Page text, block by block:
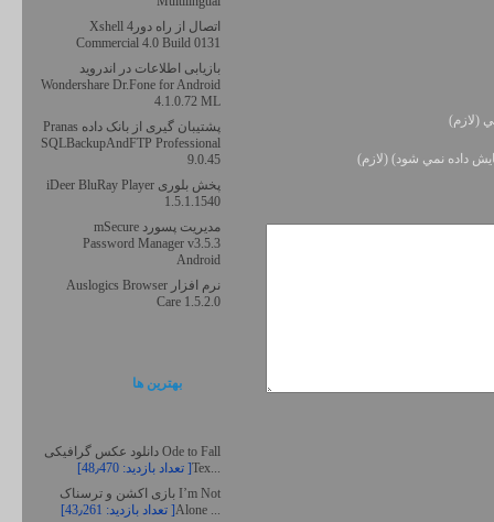
(لازم)
داده نمي شود) (لازم)
اتصال از راه دورXshell 4
Commercial 4.0 Build 0131
بازیابی اطلاعات در اندروید
Wondershare Dr.Fone for Android
4.1.0.72 ML
پشتیبان گیری از بانک داده Pranas
SQLBackupAndFTP Professional
9.0.45
پخش بلوری iDeer BluRay Player
1.5.1.1540
مدیریت پسورد mSecure
Password Manager v3.5.3
Android
نرم افزار Auslogics Browser
Care 1.5.2.0
بهترين ها
دانلود عکس گرافیکی Ode to Fall
Tex...[تعداد بازدید: 48٫470 ]
بازی اکشن و ترسناک I’m Not
Alone ...[تعداد بازدید: 43٫261 ]